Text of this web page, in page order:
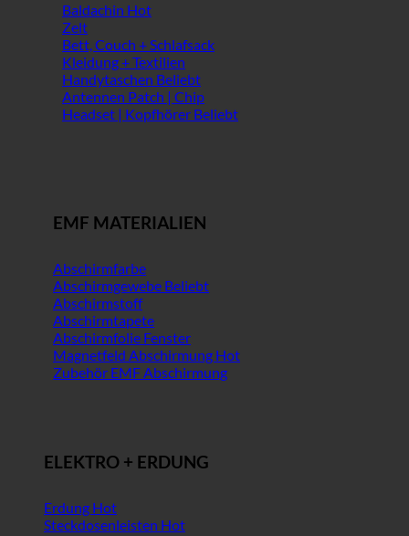
Baldachin
Zelt
Bett, Couch + Schlafsack
Kleidung + Textilien
Handytaschen
Antennen Patch | Chip
Headset | Kopfhörer
EMF MATERIALIEN
Abschirmfarbe
Abschirmgewebe
Abschirmstoff
Abschirmtapete
Abschirmfolie Fenster
Magnetfeld Abschirmung
Zubehör EMF Abschirmung
ELEKTRO + ERDUNG
Erdung
Steckdosenleisten